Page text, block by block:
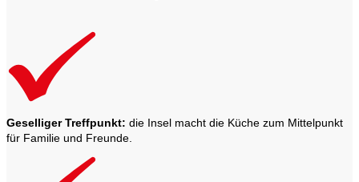
Geselliger Treffpunkt: die Insel macht die Küche zum Mittelpunkt
für Familie und Freunde.